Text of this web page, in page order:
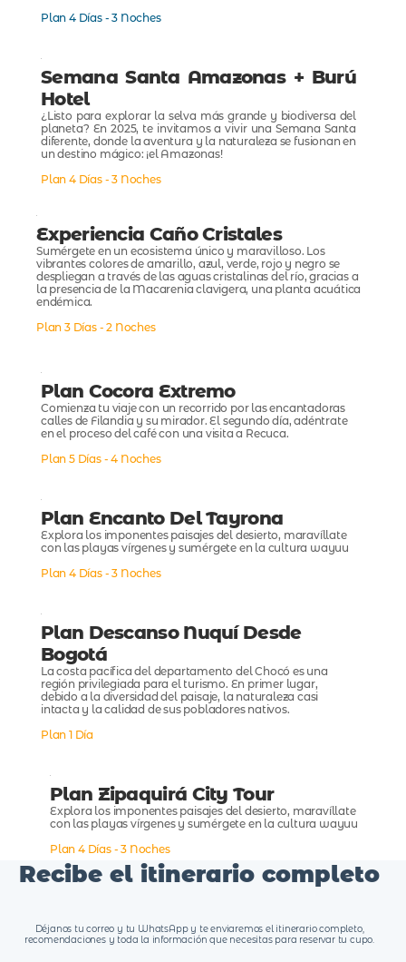
Plan 4 Días - 3 Noches
Semana Santa Amazonas + Burú
Hotel
¿Listo para explorar la selva más grande y biodiversa del
planeta? En 2025, te invitamos a vivir una Semana Santa
diferente, donde la aventura y la naturaleza se fusionan en
un destino mágico: ¡el Amazonas!
Plan 4 Días - 3 Noches
Experiencia Caño Cristales
Sumérgete en un ecosistema único y maravilloso. Los
vibrantes colores de amarillo, azul, verde, rojo y negro se
despliegan a través de las aguas cristalinas del río, gracias a
la presencia de la Macarenia clavigera, una planta acuática
endémica.
Plan 3 Días - 2 Noches
Plan Cocora Extremo
Comienza tu viaje con un recorrido por las encantadoras
calles de Filandia y su mirador. El segundo día, adéntrate
en el proceso del café con una visita a Recuca.
Plan 5 Días - 4 Noches
Plan Encanto Del Tayrona
Explora los imponentes paisajes del desierto, maravíllate
con las playas vírgenes y sumérgete en la cultura wayuu
Plan 4 Días - 3 Noches
Plan Descanso Nuquí Desde
Bogotá
La costa pacífica del departamento del Chocó es una
región privilegiada para el turismo. En primer lugar,
debido a la diversidad del paisaje, la naturaleza casi
intacta y la calidad de sus pobladores nativos.
Plan 1 Día
Plan Zipaquirá City Tour
Explora los imponentes paisajes del desierto, maravíllate
con las playas vírgenes y sumérgete en la cultura wayuu
Plan 4 Días - 3 Noches
Recibe el itinerario completo
Déjanos tu correo y tu WhatsApp y te enviaremos el itinerario completo,
recomendaciones y toda la información que necesitas para reservar tu cupo.